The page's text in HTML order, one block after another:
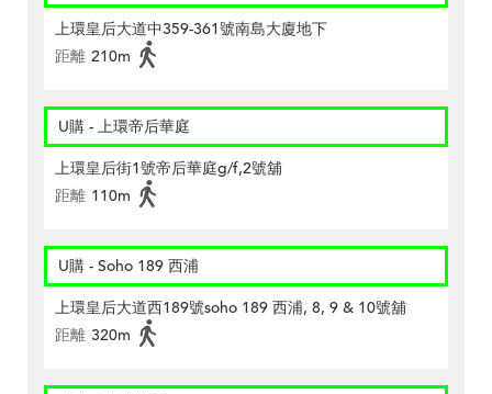
上環皇后大道中359-361號南島大廈地下
距離 210m
U購 - 上環帝后華庭
上環皇后街1號帝后華庭g/f,2號舖
距離 110m
U購 - Soho 189 西浦
上環皇后大道西189號soho 189 西浦, 8, 9 & 10號舖
距離 320m